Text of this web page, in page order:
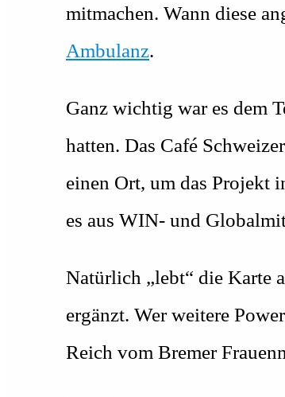
mitmachen. Wann diese
Ambulanz.
Ganz wichtig war es dem
hatten. Das Café
einen Ort, um das Projekt
es aus WIN- und
Natürlich „lebt“ die Karte
ergänzt. Wer weitere
Reich vom Bremer